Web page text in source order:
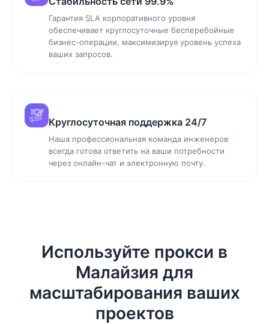
Гарантия SLA корпоративного уровня
обеспечивает круглосуточные бесперебойные
бизнес-операции, максимизируя уровень успеха
ваших запросов.
Круглосуточная поддержка 24/7
Наша профессиональная команда инженеров
всегда готова ответить на ваши потребности
через онлайн-чат и электронную почту.
Используйте прокси в
Малайзия для
масштабирования ваших
проектов